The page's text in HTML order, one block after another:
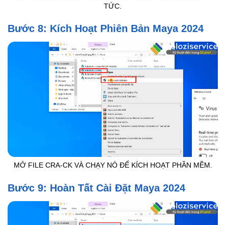
TỨC.
Bước 8: Kích Hoạt Phiên Bản Maya 2024
MỞ FILE CRA-CK VÀ CHẠY NÓ ĐỂ KÍCH HOẠT PHẦN MỀM.
Bước 9: Hoàn Tất Cài Đặt Maya 2024